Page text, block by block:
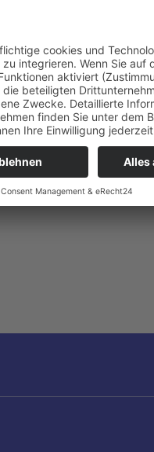
02
https://
duo dolores
03
https://
duo dolores
04
https://
duo dolores